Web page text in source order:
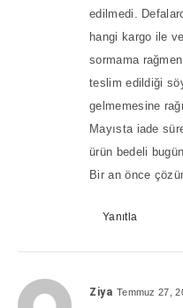
edilmedi.
hangi kargo ile
sormama
teslim edildiği
gelmemesine
Mayısta iade
ürün bedeli
Bir an önce
Yanıtla
Ziya Temmuz 27,